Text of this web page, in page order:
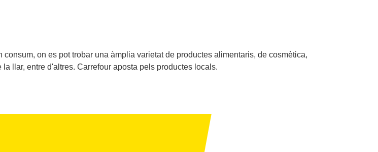
on es pot trobar una àmplia varietat de productes alimentaris, de cosmètica,
llar, entre d'altres. Carrefour aposta pels productes locals.